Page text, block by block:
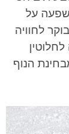
על
לחוויה
הנוף